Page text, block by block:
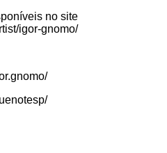
no site
igor-gnomo/